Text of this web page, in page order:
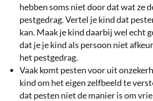
hebben soms niet door dat wat ze
pestgedrag. Vertel je kind dat
kan. Maak je kind daarbij wel echt
dat je je kind als persoon niet
het pestgedrag.
Vaak komt pesten voor uit
kind om het eigen zelfbeeld te
dat pesten niet de manier is om